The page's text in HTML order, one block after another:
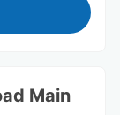
Main